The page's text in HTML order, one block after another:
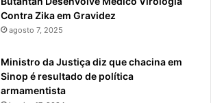
Contra Zika em Gravidez
agosto 7, 2025
Ministro da Justiça diz que chacina em
Sinop é resultado de política
armamentista